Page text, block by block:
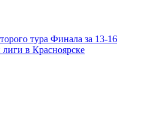
тура Финала за 13-16
в Красноярске